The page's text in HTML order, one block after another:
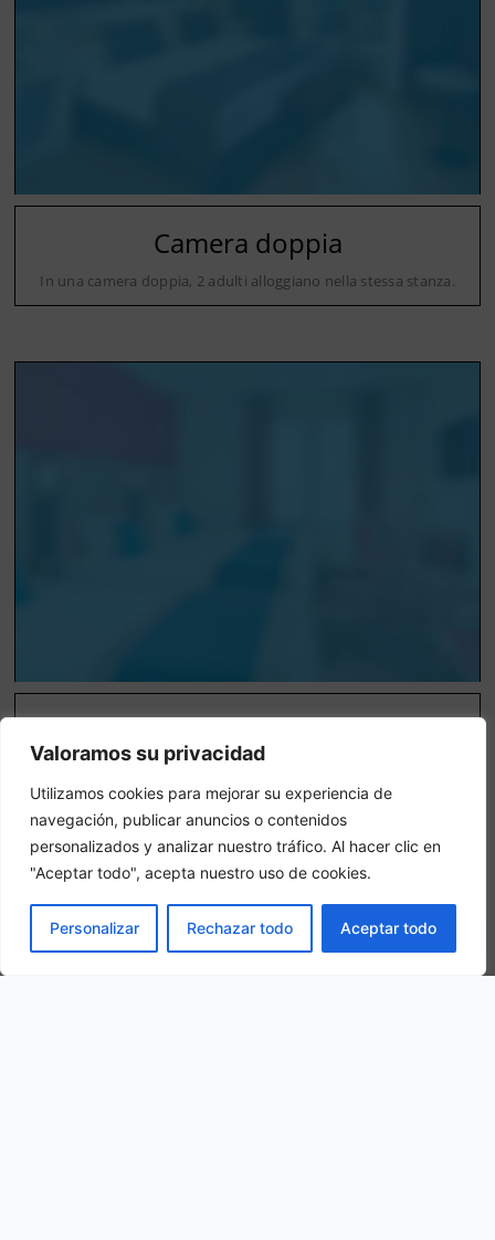
Valoramos su privacidad
Utilizamos cookies para mejorar su experiencia de
navegación, publicar anuncios o contenidos
personalizados y analizar nuestro tráfico. Al hacer clic en
"Aceptar todo", acepta nuestro uso de cookies.
Personalizar Rechazar todo Aceptar todo
Camera doppia
In una camera doppia, 2 adulti alloggiano nella stessa stanza.
In una camera tripla, 3 adulti alloggiano nella stessa stanza
La nostra ubicazione
PRENOTA